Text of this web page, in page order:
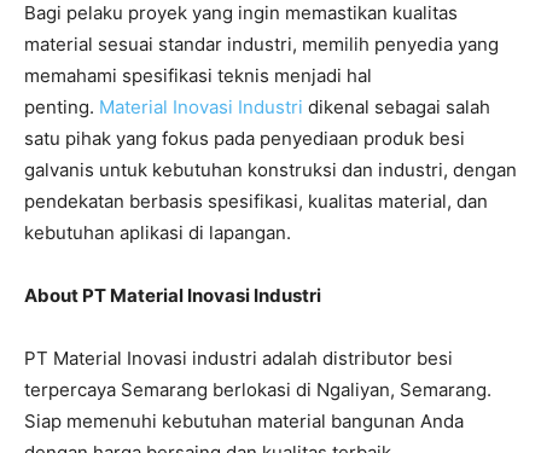
Bagi pelaku proyek yang ingin memastikan kualitas
material sesuai standar industri, memilih penyedia yang
memahami spesifikasi teknis menjadi hal
penting. Material Inovasi Industri dikenal sebagai salah
satu pihak yang fokus pada penyediaan produk besi
galvanis untuk kebutuhan konstruksi dan industri, dengan
pendekatan berbasis spesifikasi, kualitas material, dan
kebutuhan aplikasi di lapangan.
About PT Material Inovasi Industri
PT Material Inovasi industri adalah distributor besi
terpercaya Semarang berlokasi di Ngaliyan, Semarang.
Siap memenuhi kebutuhan material bangunan Anda